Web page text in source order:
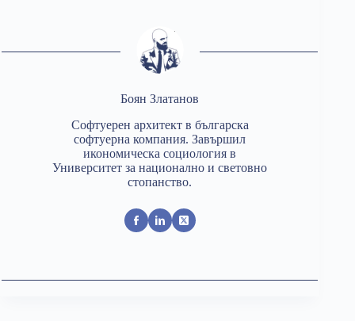
Боян Златанов
Софтуерен архитект в българска
софтуерна компания. Завършил
икономическа социология в
Университет за национално и световно
стопанство.